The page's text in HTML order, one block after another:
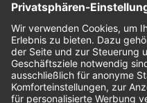
Bewertungen